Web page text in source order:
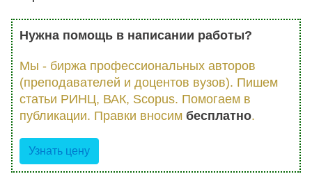
Нужна помощь в написании работы?
Мы - биржа профессиональных авторов
(преподавателей и доцентов вузов). Пишем
статьи РИНЦ, ВАК, Scopus. Помогаем в
публикации. Правки вносим бесплатно.
Узнать цену